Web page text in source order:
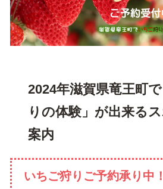
2024年滋賀県竜王町
りの体験」が出来る
案内
いちご狩りご予約承り中